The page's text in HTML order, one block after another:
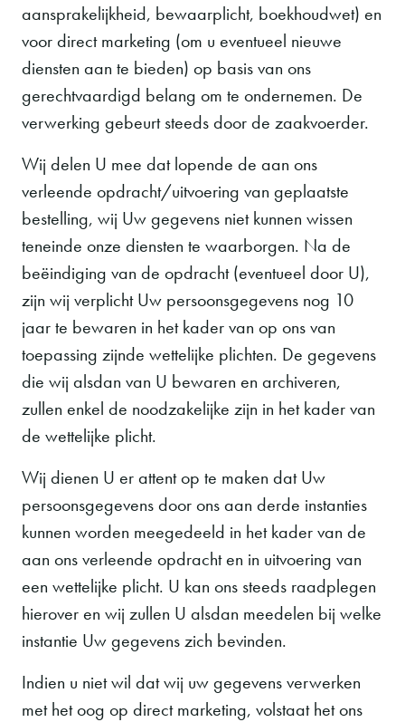
aansprakelijkheid, bewaarplicht, boekhoudwet) en
voor direct marketing (om u eventueel nieuwe
diensten aan te bieden) op basis van ons
gerechtvaardigd belang om te ondernemen. De
verwerking gebeurt steeds door de zaakvoerder.
Wij delen U mee dat lopende de aan ons
verleende opdracht/uitvoering van geplaatste
bestelling, wij Uw gegevens niet kunnen wissen
teneinde onze diensten te waarborgen. Na de
beëindiging van de opdracht (eventueel door U),
zijn wij verplicht Uw persoonsgegevens nog 10
jaar te bewaren in het kader van op ons van
toepassing zijnde wettelijke plichten. De gegevens
die wij alsdan van U bewaren en archiveren,
zullen enkel de noodzakelijke zijn in het kader van
de wettelijke plicht.
Wij dienen U er attent op te maken dat Uw
persoonsgegevens door ons aan derde instanties
kunnen worden meegedeeld in het kader van de
aan ons verleende opdracht en in uitvoering van
een wettelijke plicht. U kan ons steeds raadplegen
hierover en wij zullen U alsdan meedelen bij welke
instantie Uw gegevens zich bevinden.
Indien u niet wil dat wij uw gegevens verwerken
met het oog op direct marketing, volstaat het ons